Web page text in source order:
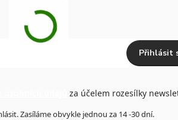
Přihlásit
za účelem rozesílky
Zasíláme obvykle jednou za 14 -30 dní.